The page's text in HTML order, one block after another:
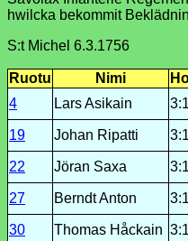
hwilcka bekommit
S:t Michel 6.3.1756
Ruotu Nimi
4
Lars Asikain
19 Johan Ripatti
22 Jöran Saxa
27 Berndt Anton
30 Thomas Håckain